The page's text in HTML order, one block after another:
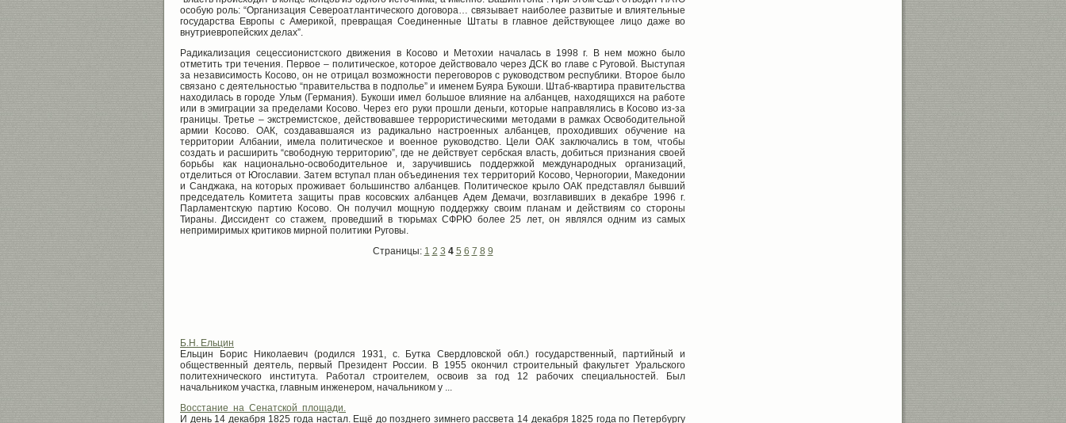
особую роль: “Организация Североатлантического договора… связывает наиболее развитые и влиятельные
государства Европы с Америкой, превращая Соединенные Штаты в главное действующее лицо даже во
внутриевропейских делах”.
Радикализация сецессионистского движения в Косово и Метохии началась в 1998 г. В нем можно было
отметить три течения. Первое – политическое, которое действовало через ДСК во главе с Руговой. Выступая
за независимость Косово, он не отрицал возможности переговоров с руководством республики. Второе было
связано с деятельностью “правительства в подполье” и именем Буяра Букоши. Штаб-квартира правительства
находилась в городе Ульм (Германия). Букоши имел большое влияние на албанцев, находящихся на работе
или в эмиграции за пределами Косово. Через его руки прошли деньги, которые направлялись в Косово из-за
границы. Третье – экстремистское, действовавшее террористическими методами в рамках Освободительной
армии Косово. ОАК, создававшаяся из радикально настроенных албанцев, проходивших обучение на
территории Албании, имела политическое и военное руководство. Цели ОАК заключались в том, чтобы
создать и расширить “свободную территорию”, где не действует сербская власть, добиться признания своей
борьбы как национально-освободительное и, заручившись поддержкой международных организаций,
отделиться от Югославии. Затем вступал план объединения тех территорий Косово, Черногории, Македонии
и Санджака, на которых проживает большинство албанцев. Политическое крыло ОАК представлял бывший
председатель Комитета защиты прав косовских албанцев Адем Демачи, возглавивших в декабре 1996 г.
Парламентскую партию Косово. Он получил мощную поддержку своим планам и действиям со стороны
Тираны. Диссидент со стажем, проведший в тюрьмах СФРЮ более 25 лет, он являлся одним из самых
непримиримых критиков мирной политики Руговы.
Страницы: 1 2 3 4 5 6 7 8 9
Б.Н. Ельцин
Ельцин Борис Николаевич (родился 1931, с. Бутка Свердловской обл.) государственный, партийный и
общественный деятель, первый Президент России. В 1955 окончил строительный факультет Уральского
политехнического института. Работал строителем, освоив за год 12 рабочих специальностей. Был
начальником участка, главным инженером, начальником у ...
Восстание на Сенатской площади.
И день 14 декабря 1825 года настал. Ещё до позднего зимнего рассвета 14 декабря 1825 года по Петербургу